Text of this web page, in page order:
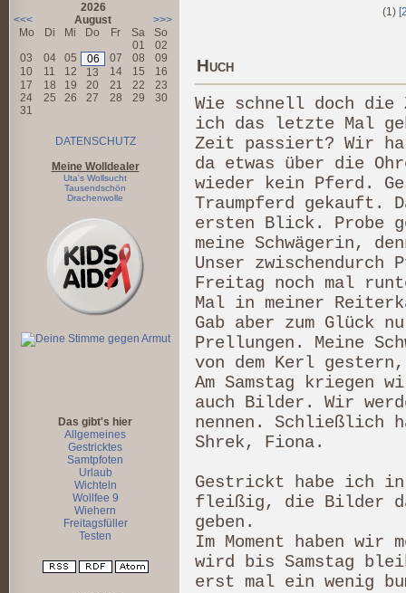
2026
<<<
August
>>>
Mo
Di Mi Do Fr Sa
So
01
02
03
04 05 06 07 08
09
10
11 12 13 14 15
16
17
18 19 20 21 22
23
24
25 26 27 28 29
30
31
DATENSCHUTZ
Meine Wolldealer
Uta's Wollsucht
Tausendschön
Drachenwolle
Das gibt's hier
Allgemeines
Gestricktes
Samtpfoten
Urlaub
Wichteln
Wollfee 9
Wiehern
Freitagsfüller
Testen
(1)
Huch
Wie schnell doch
ich das letzte Mal
Zeit passiert? Wir
da etwas über die
wieder kein Pferd.
Traumpferd gekauft.
ersten Blick. Probe
meine Schwägerin,
Unser
Freitag noch mal
Mal in meiner
Gab aber zum Glück
Prellungen. Meine
von dem Kerl
Am Samstag kriegen
auch Bilder. Wir
nennen. Schließlich
Shrek, Fiona.
Gestrickt habe ich
fleißig, die Bilder
geben.
Im Moment haben wir
wird bis Samstag
erst mal ein wenig